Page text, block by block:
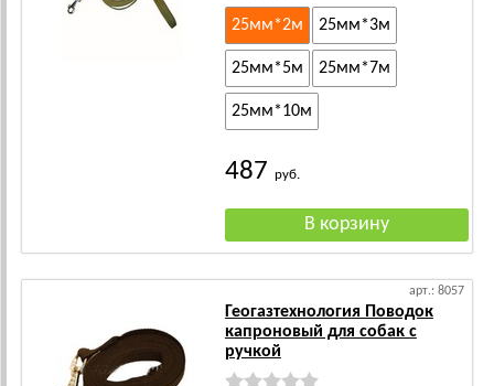
25мм*2м 25мм*3м
25мм*5м 25мм*7м
25мм*10м
487 руб.
арт.: 8057
Геогазтехнология Поводок
капроновый для собак с
ручкой